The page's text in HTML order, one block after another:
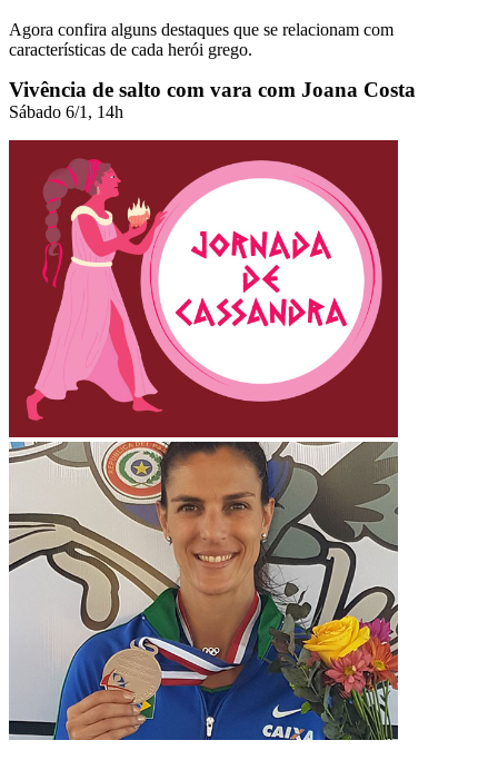
Agora confira alguns destaques que se relacionam com
características de cada herói grego.
Vivência de salto com vara com Joana Costa
Sábado 6/1, 14h